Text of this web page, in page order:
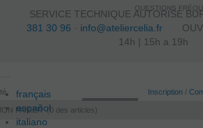
SERVICE TECHNIQUE AUTORISE
381 30 96 · info@ateliercelia.fr
14h | 15h a 19h
français
español
italiano
Inscription /
PANIER 0 des articles
QUESTIONS